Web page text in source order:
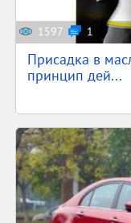
1597 1
Присадка в
принцип дей...